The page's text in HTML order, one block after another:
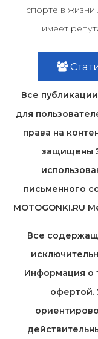
спорте в жизни
имеет
Все
для
права на
защищены
письменного
MOTOGONKI.RU
Все
Информация о
офертой.